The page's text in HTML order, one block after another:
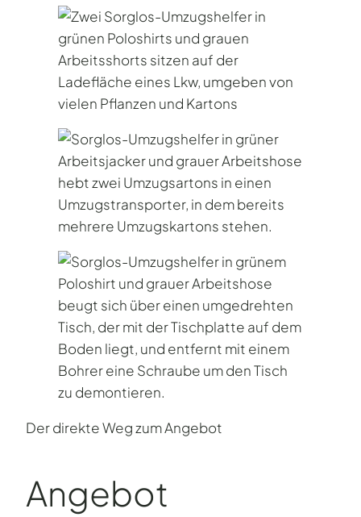
Der direkte Weg zum Angebot
Angebot